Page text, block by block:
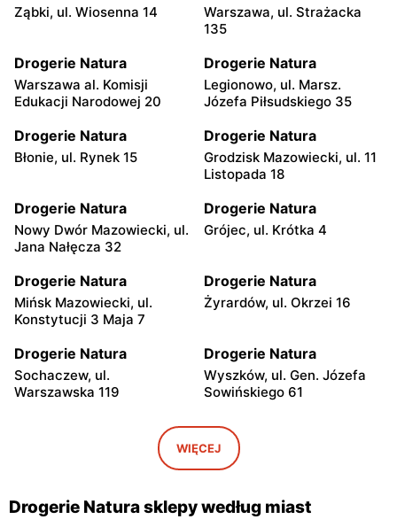
Ząbki, ul. Wiosenna 14
Warszawa, ul. Strażacka
135
Drogerie Natura
Warszawa al. Komisji
Edukacji Narodowej 20
Drogerie Natura
Legionowo, ul. Marsz.
Józefa Piłsudskiego 35
Drogerie Natura
Błonie, ul. Rynek 15
Drogerie Natura
Grodzisk Mazowiecki, ul. 11
Listopada 18
Drogerie Natura
Nowy Dwór Mazowiecki, ul.
Jana Nałęcza 32
Drogerie Natura
Grójec, ul. Krótka 4
Drogerie Natura
Mińsk Mazowiecki, ul.
Konstytucji 3 Maja 7
Drogerie Natura
Żyrardów, ul. Okrzei 16
Drogerie Natura
Sochaczew, ul.
Warszawska 119
Drogerie Natura
Wyszków, ul. Gen. Józefa
Sowińskiego 61
Sochaczew, ul. Pokoju 11
Drogerie Natura
Pułtusk, ul. Świętojańska 6
Garwolin, ul. Krótka 1 Garwolin, ul. Kościuszki 4
WIĘCEJ
Drogerie Natura sklepy według miast